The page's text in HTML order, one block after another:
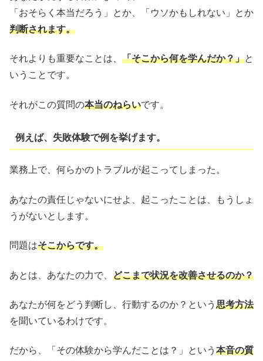
「おそらく本当だろう」とか、「ウソかもしれない」とか
判断されます。
それよりも重要なことは、 「そこから何を学んだか？」と
いうことです。
それがこの質問の本当のねらいです。
例えば、失敗体験で例を挙げます。
業務上で、何らかのトラブルが起こってしまった。
あなたの責任じゃないにせよ、起こったことは、もうしょ
うがないとします。
問題はそこからです。
あとは、あなたの力で、 どこまで状況を改善させるのか？
あなたが何をどう判断し、行動するのか？という 思考方法
を聞いているわけです。
だから、「その体験から学んだことは？」という 本音の質